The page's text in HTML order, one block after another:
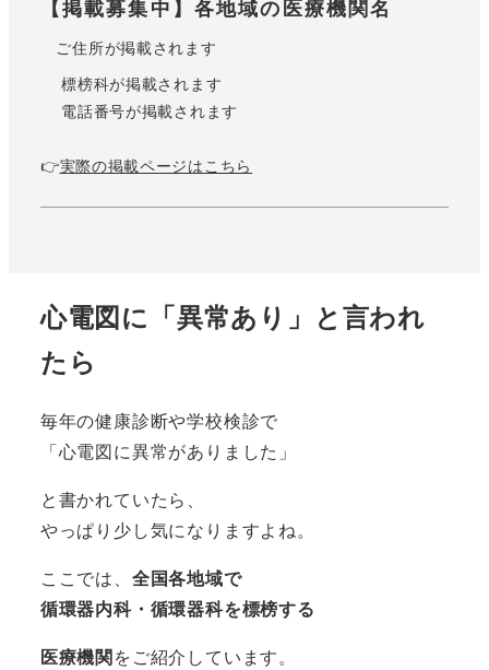
【掲載募集中】各地域の医療機関名
標榜科が掲載されます
電話番号が掲載されます
👉実際の掲載ページはこちら
ご住所が掲載されます
心電図に「異常あり」と言われ
たら
毎年の健康診断や学校検診で
「心電図に異常がありました」
と書かれていたら、
やっぱり少し気になりますよね。
ここでは、 全国各地域で
循環器内科・循環器科を標榜する
医療機関 をご紹介しています。